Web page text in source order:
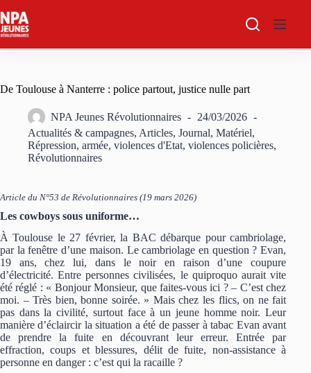
au
contenu
De Toulouse à Nanterre : police partout, justice nulle part
NPA Jeunes Révolutionnaires
24/03/2026
Actualités & campagnes, Articles, Journal, Matériel,
Répression, armée, violences d'Etat, violences policières,
Révolutionnaires
Article du N°53 de Révolutionnaires (19 mars 2026)
Les cowboys sous uniforme…
À Toulouse le 27 février, la BAC débarque pour cambriolage,
par la fenêtre d’une maison. Le cambriolage en question ? Evan,
19 ans, chez lui, dans le noir en raison d’une coupure
d’électricité. Entre personnes civilisées, le quiproquo aurait vite
été réglé : « Bonjour Monsieur, que faites-vous ici ? – C’est chez
moi. – Très bien, bonne soirée. » Mais chez les flics, on ne fait
pas dans la civilité, surtout face à un jeune homme noir. Leur
manière d’éclaircir la situation a été de passer à tabac Evan avant
de prendre la fuite en découvrant leur erreur. Entrée par
effraction, coups et blessures, délit de fuite, non-assistance à
personne en danger : c’est qui la racaille ?